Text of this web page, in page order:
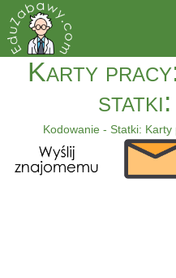
Karty
Kodowanie - Statki: